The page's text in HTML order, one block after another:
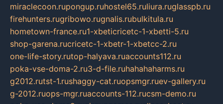
miraclecoon.rupongup.ruhostel65.ruliura.ruglasspb.ru
firehunters.rugribowo.rugnalis.rubulkitula.ru
hometown-france.ru1-xbeticricetc-1-xbetti-5.ru
shop-garena.rucricetc-1-xbetr-1-xbetcc-2.ru
one-life-story.rutop-halyava.ruaccounts112.ru
poka-vse-doma-2.ru3-d-file.ruhahahaharms.ru
g2012.rutst-1.rushaggy-cat.ruopsmgr.ruev-gallery.ru
g-2012.ruops-mgr.ruaccounts-112.rucsm-demo.ru